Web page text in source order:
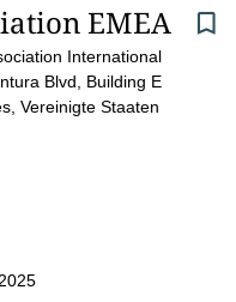
EMEA
International
Blvd, Building E
Vereinigte Staaten